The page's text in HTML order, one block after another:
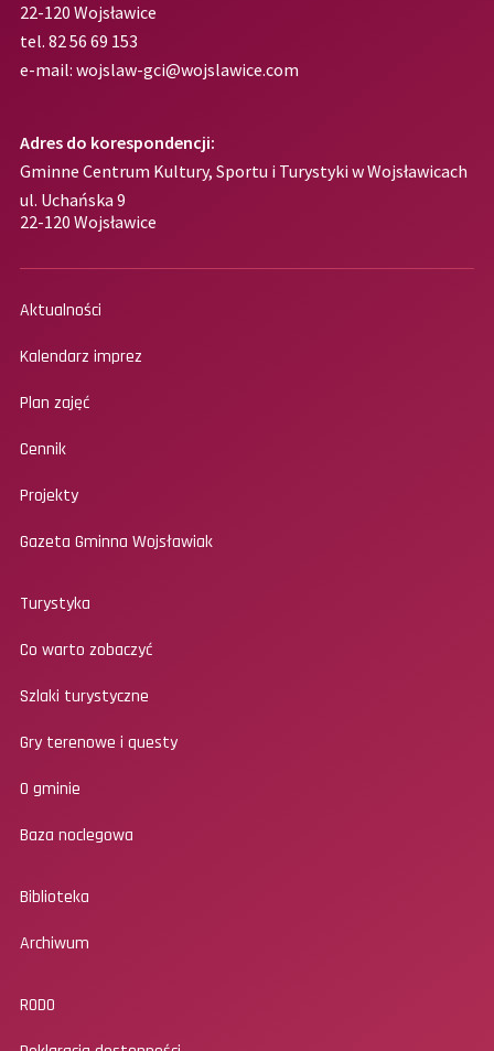
22-120 Wojsławice
tel. 82 56 69 153
e-mail: wojslaw-gci@wojslawice.com
Adres do korespondencji:
Gminne Centrum Kultury, Sportu i Turystyki w Wojsławicach
ul. Uchańska 9
22-120 Wojsławice
Aktualności
Kalendarz imprez
Plan zajęć
Cennik
Projekty
Gazeta Gminna Wojsławiak
Turystyka
Co warto zobaczyć
Szlaki turystyczne
Gry terenowe i questy
O gminie
Baza noclegowa
Biblioteka
Archiwum
RODO